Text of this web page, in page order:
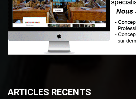
ARTICLES RECENTS